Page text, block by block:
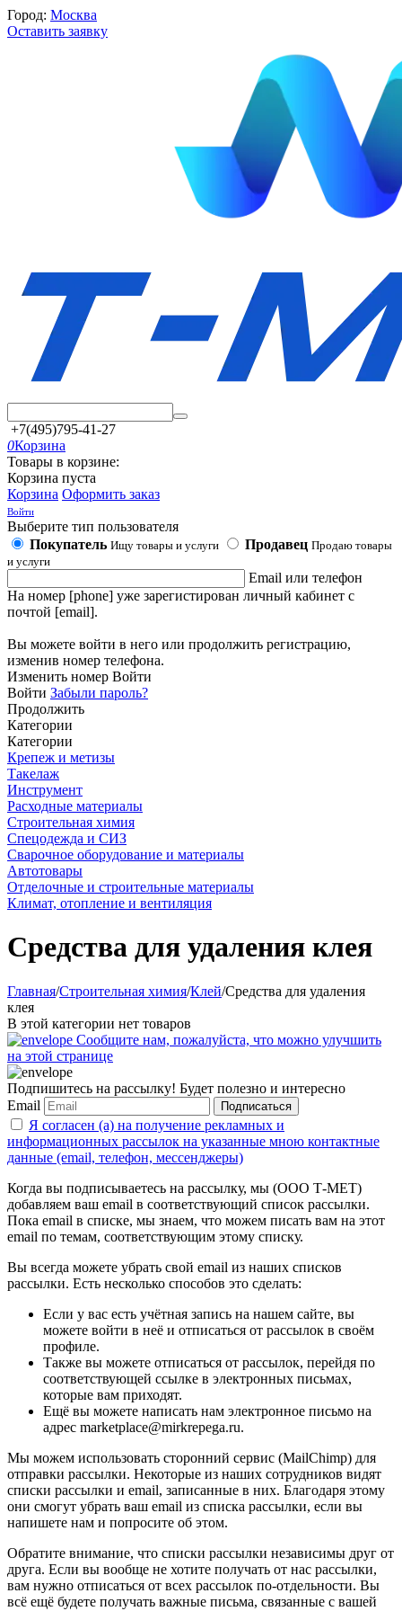
Город: Москва
Оставить заявку
+7(495)795-41-27
0Корзина
Товары в корзине:
Корзина пуста
Корзина Оформить заказ
Войти
Выберите тип пользователя
Покупатель Ищу товары и услуги Продавец Продаю товары
и услуги
Email или телефон
На номер [phone] уже зарегистирован личный кабинет с
почтой [email].
Вы можете войти в него или продолжить регистрацию,
изменив номер телефона.
Изменить номер Войти
Войти Забыли пароль?
Продолжить
Категории
Категории
Крепеж и метизы
Такелаж
Инструмент
Расходные материалы
Строительная химия
Спецодежда и СИЗ
Сварочное оборудование и материалы
Автотовары
Отделочные и строительные материалы
Климат, отопление и вентиляция
Средства для удаления клея
Главная/Строительная химия/Клей/Средства для удаления
клея
В этой категории нет товаров
Сообщите нам, пожалуйста, что можно улучшить
на этой странице
Подпишитесь на рассылку! Будет полезно и интересно
Email
Подписаться
Я согласен (а) на получение рекламных и
информационных рассылок на указанные мною контактные
данные (email, телефон, мессенджеры)
Когда вы подписываетесь на рассылку, мы (ООО Т-МЕТ)
добавляем ваш email в соответствующий список рассылки.
Пока email в списке, мы знаем, что можем писать вам на этот
email по темам, соответствующим этому списку.
Вы всегда можете убрать свой email из наших списков
рассылки. Есть несколько способов это сделать:
Если у вас есть учётная запись на нашем сайте, вы
можете войти в неё и отписаться от рассылок в своём
профиле.
Также вы можете отписаться от рассылок, перейдя по
соответствующей ссылке в электронных письмах,
которые вам приходят.
Ещё вы можете написать нам электронное письмо на
адрес marketplace@mirkrepega.ru.
Мы можем использовать сторонний сервис (MailChimp) для
отправки рассылки. Некоторые из наших сотрудников видят
списки рассылки и email, записанные в них. Благодаря этому
они смогут убрать ваш email из списка рассылки, если вы
напишете нам и попросите об этом.
Обратите внимание, что списки рассылки независимы друг от
друга. Если вы вообще не хотите получать от нас рассылки,
вам нужно отписаться от всех рассылок по-отдельности. Вы
всё ещё будете получать важные письма, связанные с вашей